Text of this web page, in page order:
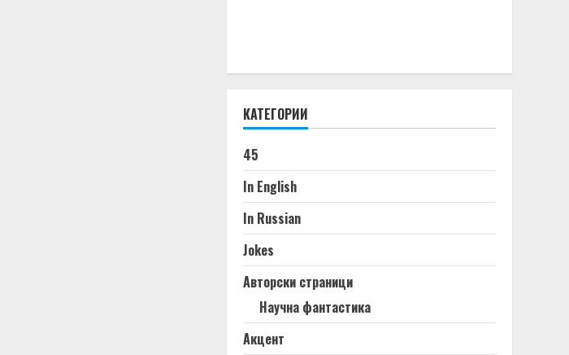
КАТЕГОРИИ
45
In English
In Russian
Jokes
Авторски страници
Научна фантастика
Акцент